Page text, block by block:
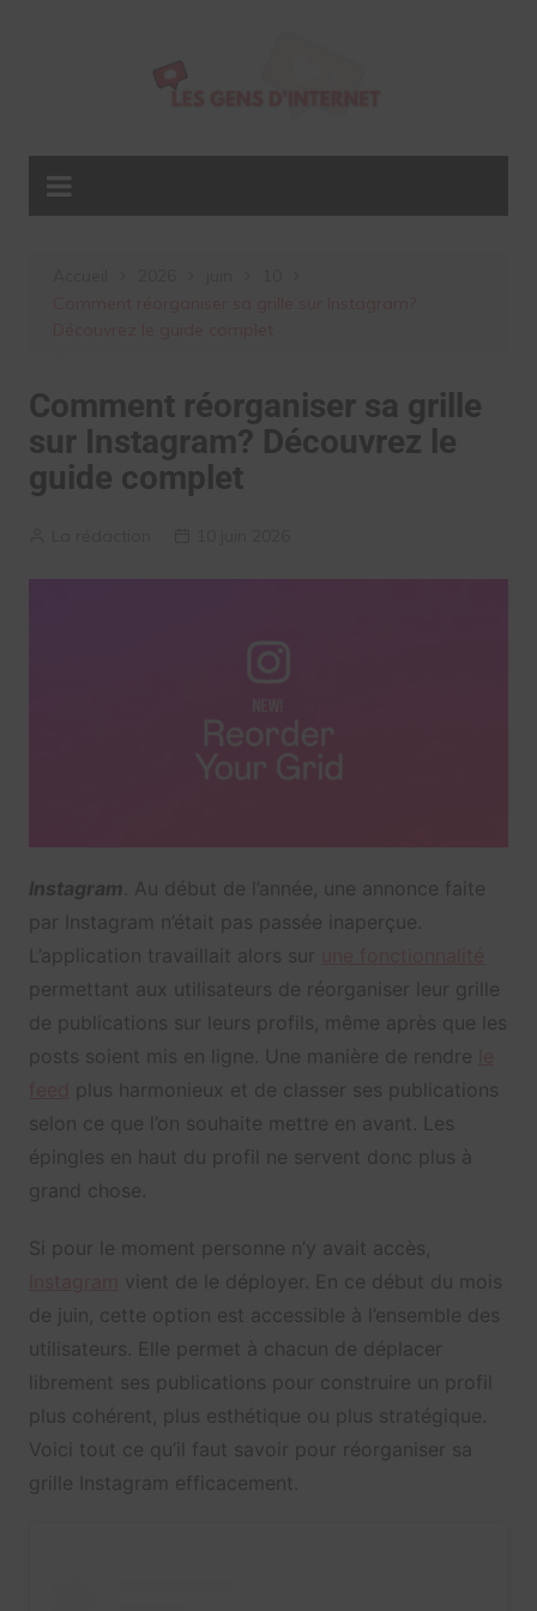
Comment réorganiser sa grille
sur Instagram? Découvrez le
guide complet
Instagram . Au début de l’année, une annonce faite
par Instagram n’était pas passée inaperçue.
L’application travaillait alors sur
permettant aux utilisateurs de réorganiser leur grille
de publications sur leurs profils, même après que les
posts soient mis en ligne. Une manière de rendre
plus harmonieux et de classer ses publications
selon ce que l’on souhaite mettre en avant. Les
épingles en haut du profil ne servent donc plus à
grand chose.
Si pour le moment personne n’y avait accès,
vient de le déployer. En ce début du mois
de juin, cette option est accessible à l’ensemble des
utilisateurs. Elle permet à chacun de déplacer
librement ses publications pour construire un profil
plus cohérent, plus esthétique ou plus stratégique.
Voici tout ce qu’il faut savoir pour réorganiser sa
grille Instagram efficacement.